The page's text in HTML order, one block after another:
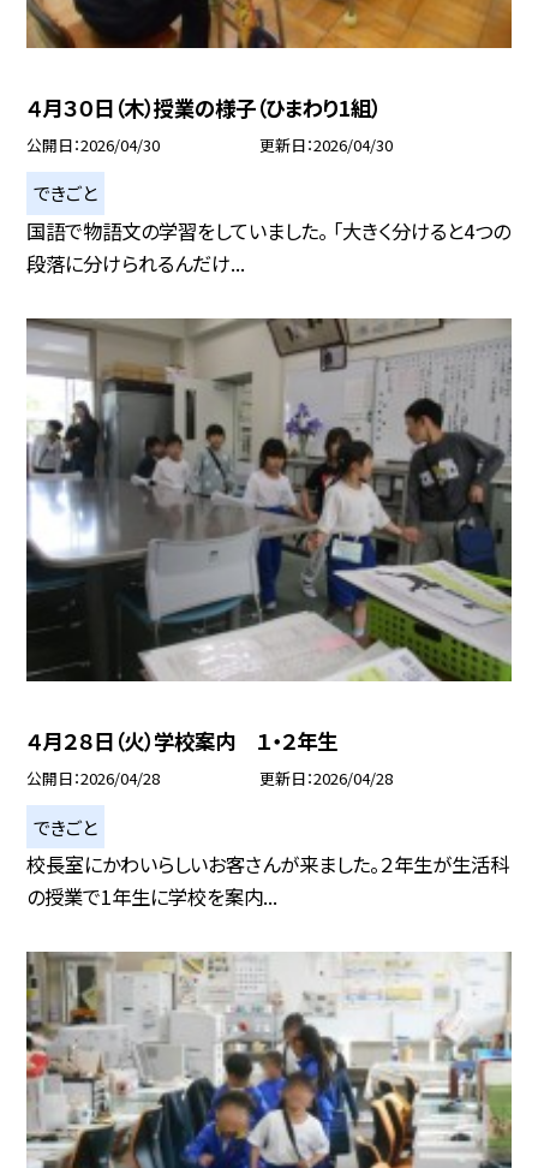
４月３０日（木）授業の様子（ひまわり1組）
公開日 2026/04/30 更新日 2026/04/30
できごと
国語で物語文の学習をしていました。 「大きく分けると4つの
段落に分けられるんだけ...
４月２８日（火）学校案内 １・２年生
公開日 2026/04/28 更新日 2026/04/28
できごと
校長室にかわいらしいお客さんが来ました。２年生が生活科
の授業で1年生に学校を案内...